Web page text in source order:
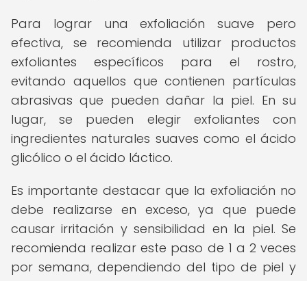
Para lograr una exfoliación suave pero
efectiva, se recomienda utilizar productos
exfoliantes específicos para el rostro,
evitando aquellos que contienen partículas
abrasivas que pueden dañar la piel. En su
lugar, se pueden elegir exfoliantes con
ingredientes naturales suaves como el ácido
glicólico o el ácido láctico.
Es importante destacar que la exfoliación no
debe realizarse en exceso, ya que puede
causar irritación y sensibilidad en la piel. Se
recomienda realizar este paso de 1 a 2 veces
por semana, dependiendo del tipo de piel y